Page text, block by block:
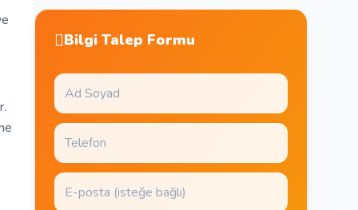
Bilgi Talep Formu